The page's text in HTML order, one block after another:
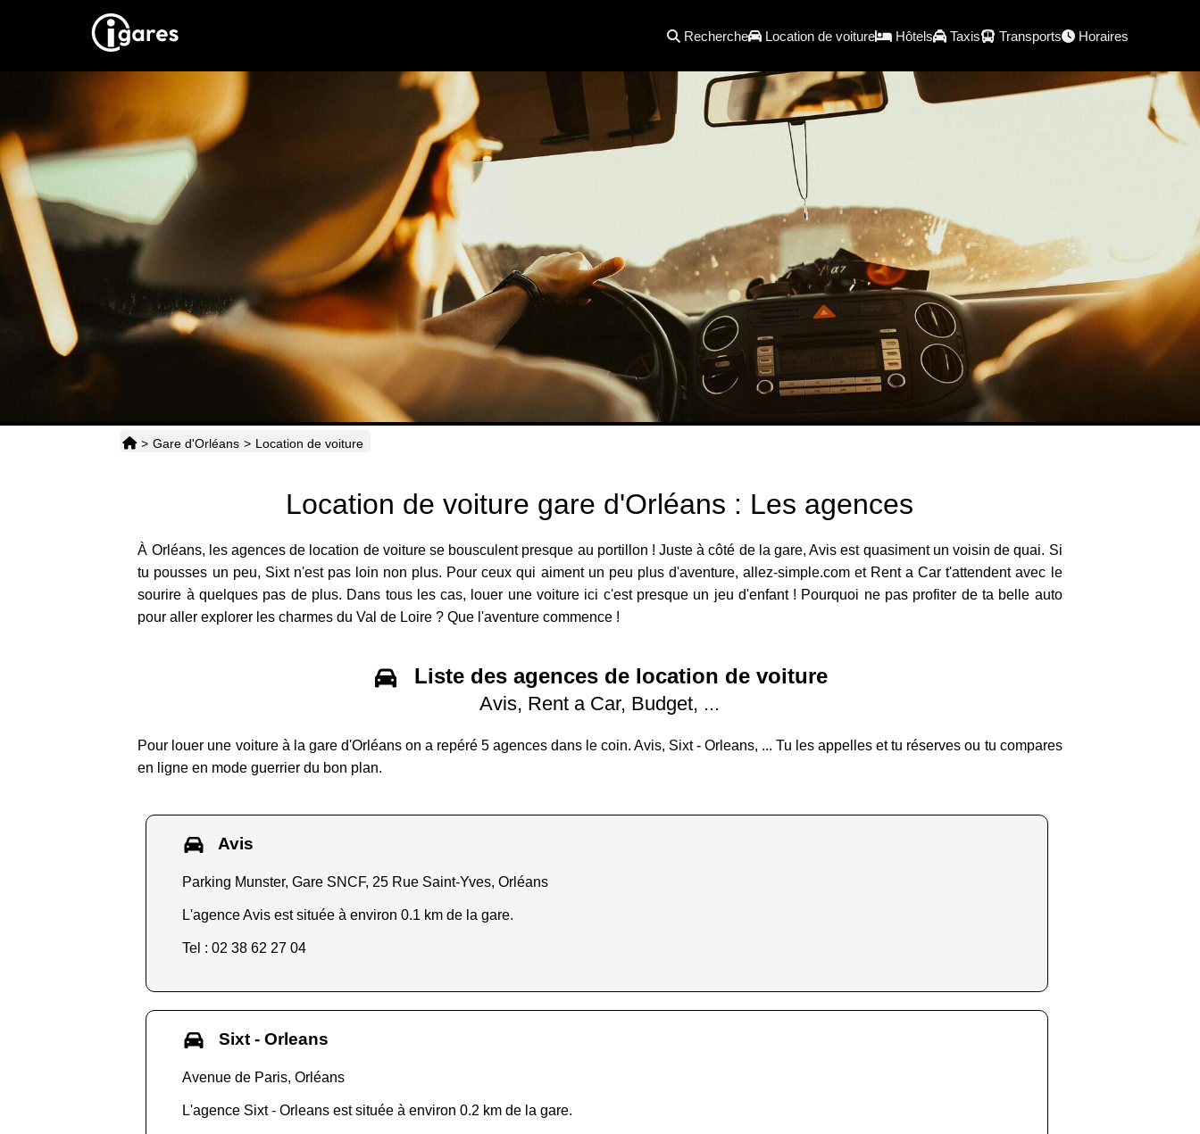
Recherche Location de voiture Hôtels Taxis Transports Horaires
> Gare d'Orléans > Location de voiture
Location de voiture gare d'Orléans : Les agences
À Orléans, les agences de location de voiture se bousculent presque au portillon ! Juste à côté de la gare, Avis est quasiment un voisin de quai. Si
tu pousses un peu, Sixt n'est pas loin non plus. Pour ceux qui aiment un peu plus d'aventure, allez-simple.com et Rent a Car t'attendent avec le
sourire à quelques pas de plus. Dans tous les cas, louer une voiture ici c'est presque un jeu d'enfant ! Pourquoi ne pas profiter de ta belle auto
pour aller explorer les charmes du Val de Loire ? Que l'aventure commence !
Liste des agences de location de voiture
Avis, Rent a Car, Budget, ...
Pour louer une voiture à la gare d'Orléans on a repéré 5 agences dans le coin. Avis, Sixt - Orleans, ... Tu les appelles et tu réserves ou tu compares
en ligne en mode guerrier du bon plan.
Avis
Parking Munster, Gare SNCF, 25 Rue Saint-Yves, Orléans
L'agence Avis est située à environ 0.1 km de la gare.
Tel : 02 38 62 27 04
Sixt - Orleans
Avenue de Paris, Orléans
L'agence Sixt - Orleans est située à environ 0.2 km de la gare.